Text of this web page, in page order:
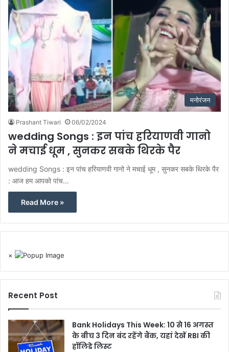
मनोरंजन
Prashant Tiwari 06/02/2024
wedding Songs : इन पांच हरियाणवी गानो
ने मचाई धूम , सुनकर सबके थिरके पैर
wedding Songs : इन पांच हरियाणवी गानो ने मचाई धूम , सुनकर सबके थिरके पैर
: आज हम आपको पांच…
Read More »
×
Recent Post
Bank Holidays This Week: 10 से 16 अगस्त
के बीच 3 दिन बंद रहेंगे बैंक, यहां देखें RBI की
हॉलिडे लिस्ट